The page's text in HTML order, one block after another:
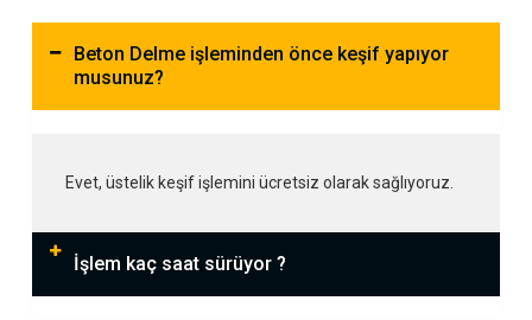
Beton Delme işleminden önce keşif yapıyor
musunuz?
Evet, üstelik keşif işlemini ücretsiz olarak sağlıyoruz.
İşlem kaç saat sürüyor ?